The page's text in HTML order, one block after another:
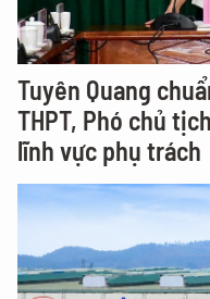
Tuyên Quang
THPT, Phó chủ
lĩnh vực phụ trách